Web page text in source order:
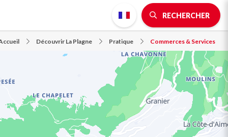
RECHERCHER
Découvrir La Plagne Pratique Commerces & Services